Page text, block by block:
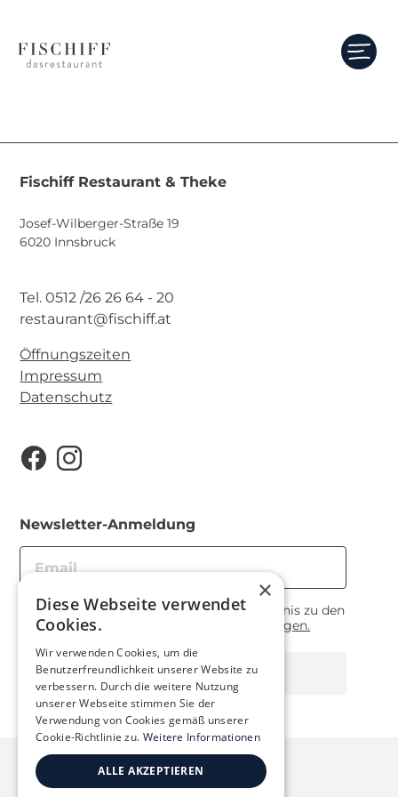
Fischiff Restaurant & Theke
Josef-Wilberger-Straße 19
6020 Innsbruck
Tel. 0512 /26 26 64 - 20
restaurant@fischiff.at
Öffnungszeiten
Impressum
Datenschutz
Newsletter-Anmeldung
Hiermit erkläre ich meine Einverständnis zu den
vorliegenden
Datenschutzbestimmungen.
Anmelden
×
Diese Webseite verwendet
Cookies.
Wir verwenden Cookies, um die
Benutzerfreundlichkeit unserer Website zu
verbessern. Durch die weitere Nutzung
unserer Webseite stimmen Sie der
Verwendung von Cookies gemäß unserer
Cookie-Richtlinie zu. Weitere Informationen
ALLE AKZEPTIEREN